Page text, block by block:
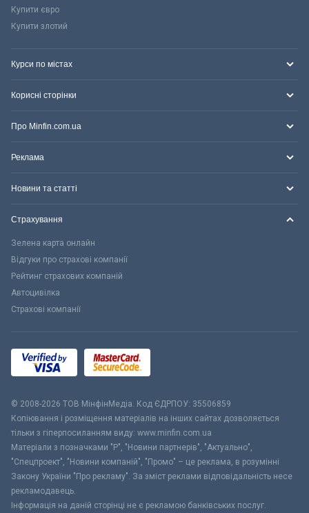
Купити євро
Купити злотий
Курси по містах
Корисні сторінки
Про Minfin.com.ua
Реклама
Новини та статті
Страхування
Зелена карта онлайн
Відгуки про страхові компанії
Рейтинг страхових компаній
Автоцивілка
Страхові компанії
© 2008-2026 ТОВ МiнфiнМедiа. Код ЄДРПОУ: 35506859
Копіювання і розміщення матеріалів на інших сайтах дозволяється
тільки з гіперпосиланням виду: www.minfin.com.ua
Матеріали з позначками "Р", "Новини партнерів", "Актуально",
"Спецпроект", "Новини компаній", "Промо" – це реклама, в розумінні
Закону України "Про рекламу". За зміст реклами відповідальність несе
рекламодавець.
Інформація на даній сторінці не є рекламою банківських послуг.